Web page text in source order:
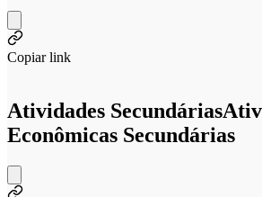
Copiar link
Atividades Secundárias
Econômicas Secundárias